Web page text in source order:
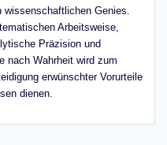
Genies.
Arbeitsweise,
Präzision und
nach Wahrheit wird zum
erwünschter Vorurteile
dienen.